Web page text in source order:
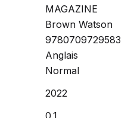
MAGAZINE
Brown Watson
9780709729583
Anglais
Normal
2022
0.1